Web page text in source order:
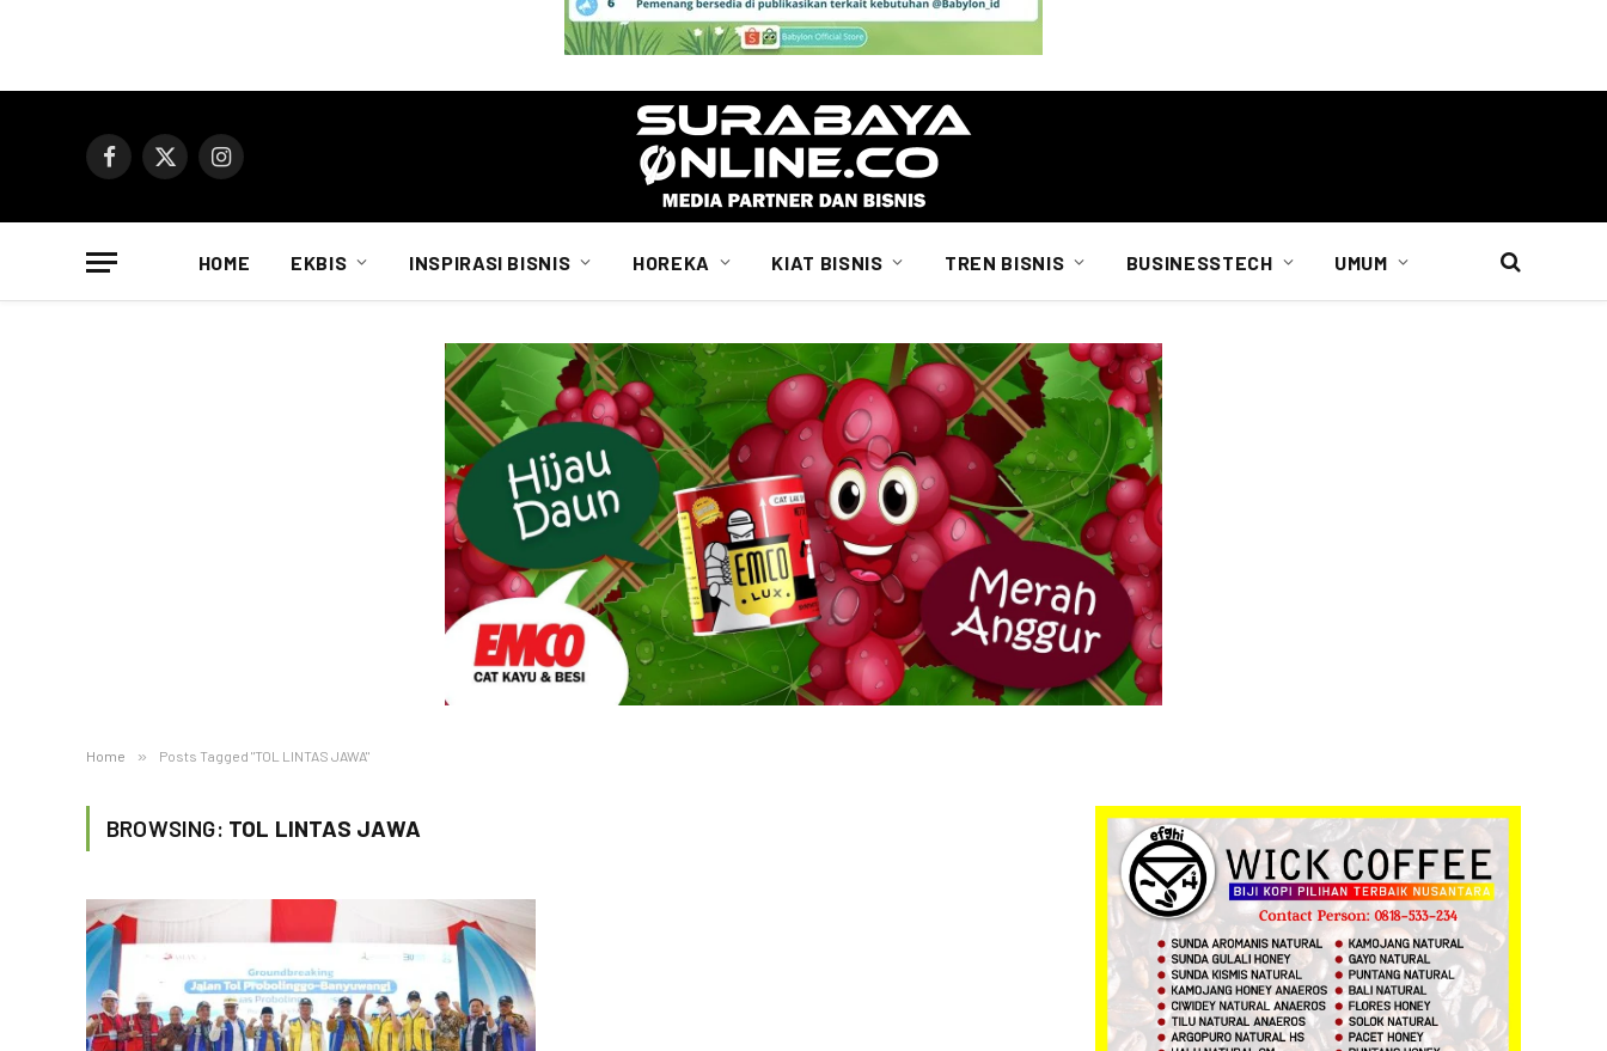
Facebook
X
Instagram
HOME EKBIS INSPIRASI BISNIS HOREKA KIAT BISNIS TREN BISNIS BUSINESSTECH UMUM
Home » Posts Tagged "TOL LINTAS JAWA"
BROWSING: TOL LINTAS JAWA